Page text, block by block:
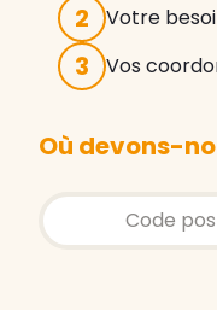
2 Votre
3 Vos
Où devons-
Store locator
Rechercher